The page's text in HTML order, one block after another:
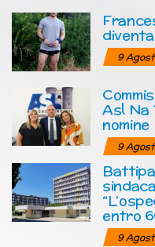
9
Asl Na
nomine
9
entro
9